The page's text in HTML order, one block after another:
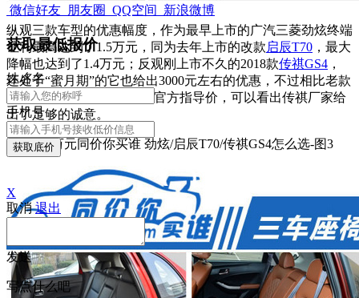
纵观三款车型的优惠幅度，作为最早上市的广汽三菱劲炫终端
让利最高达到了1.5万元，同为去年上市的改款启辰T70 ，最大
降幅也达到了1.4万元；反观刚上市不久的2018款传祺GS4 ，
还处于“蜜月期”的它也给出3000元左右的优惠，不过相比老款
车型直接官降1万元之后的官方指导价，可以看出传祺厂家给
出了足够的诚意。
微信好友 朋友圈 QQ空间 新浪微博
获取最低报价
姓名名
手机号
获取底价
X
取消 退出
发送
写点什么吧